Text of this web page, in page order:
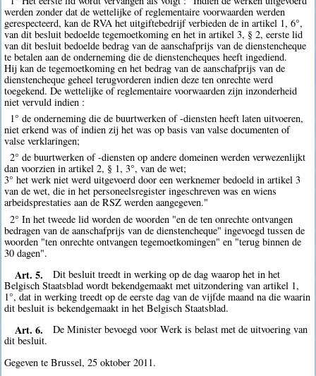
werden zonder dat de wettelijke of reglementaire voorwaarden werden
gerespecteerd, kan de RVA het uitgiftebedrijf verbieden de in artikel 1, 6°,
van dit besluit bedoelde tegemoetkoming en het in artikel 3, § 2, eerste lid
van dit besluit bedoelde bedrag van de aanschafprijs van de dienstencheque
te betalen aan de onderneming die de dienstencheques heeft ingediend.
Hij kan de tegemoetkoming en het bedrag van de aanschafprijs van de
dienstencheque geheel terugvorderen indien deze ten onrechte werd
toegekend. De wettelijke of reglementaire voorwaarden zijn inzonderheid
niet vervuld indien :
1° de onderneming die de buurtwerken of -diensten heeft laten uitvoeren,
niet erkend was of indien zij het was op basis van valse documenten of
valse verklaringen;
2° de buurtwerken of -diensten op andere domeinen werden verwezenlijkt
dan voorzien in artikel 2, § 1, 3°, van de wet;
3° het werk niet werd uitgevoerd door een werknemer bedoeld in artikel 3
van de wet, die in het personeelsregister ingeschreven was en wiens
arbeidsprestaties aan de RSZ werden aangegeven."
2° In het tweede lid worden de woorden "en de ten onrechte ontvangen
bedragen van de aanschafprijs van de dienstencheque" ingevoegd tussen de
woorden "ten onrechte ontvangen tegemoetkomingen" en "terug binnen de
30 dagen".
Art. 5.
Dit besluit treedt in werking op de dag waarop het in het
Belgisch Staatsblad wordt bekendgemaakt met uitzondering van artikel 1,
1°, dat in werking treedt op de eerste dag van de vijfde maand na die waarin
dit besluit is bekendgemaakt in het Belgisch Staatsblad.
Art. 6.
De Minister bevoegd voor Werk is belast met de uitvoering van
dit besluit.
Gegeven te Brussel, 25 oktober 2011.